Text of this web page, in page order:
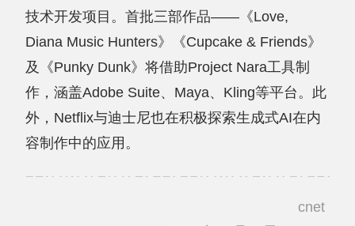
技术开发项目。首批三部作品——《Love,
Diana Music Hunters》《Cupcake & Friends》
及《Punky Dunk》将借助Project Nara工具制
作，涵盖Adobe Suite、Maya、Kling等平台。此
外，Netflix与迪士尼也在积极探索生成式AI在内
容制作中的应用。
cnet